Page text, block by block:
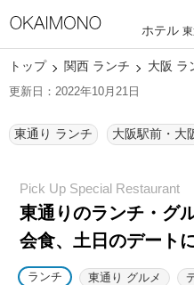
ホテル
トップ 関西 ランチ 大阪 ラ
更新日：2022年10月21日
東通り ランチ
東通りのランチ・グ
会食、土日のデート
ランチ 東通り グルメ